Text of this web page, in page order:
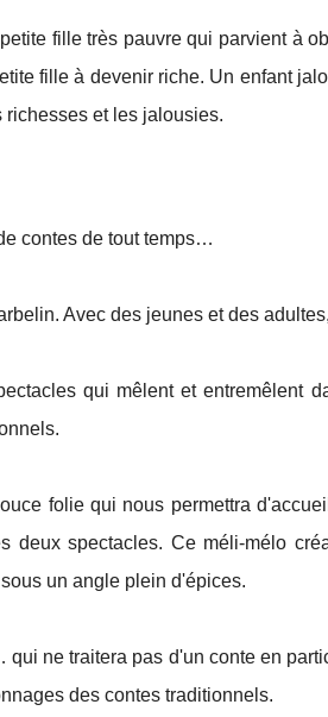
fille très pauvre qui parvient à
fille à devenir riche. Un enfant
richesses et les jalousies.
contes de tout temps…
Avec des jeunes et des
qui mêlent et entremêlent
folie qui nous permettra
deux spectacles. Ce méli-mélo
un angle plein d'épices.
ne traitera pas d'un conte en
des contes traditionnels.